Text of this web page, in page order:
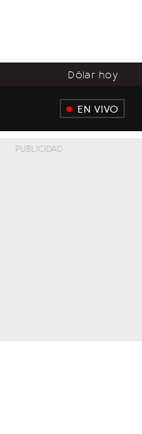
Dólar hoy
EN VIVO